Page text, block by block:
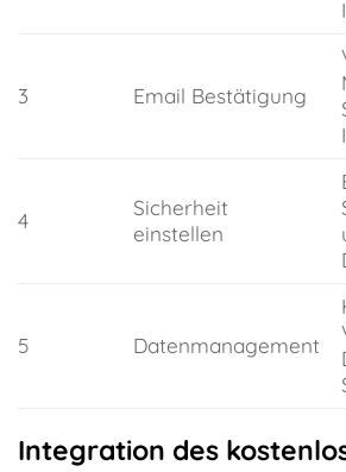
3 Email Bestätigung
4
Sicherheit
einstellen
5 Datenmanagement
Integration des